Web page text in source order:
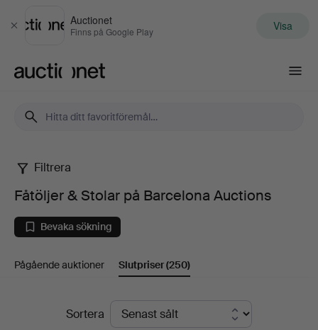
Stäng
Auctionet
Finns på Google Play Visa
Fåtöljer
Stolar
på
Barcelona
Filtrera
Fåtöljer & Stolar på Barcelona Auctions
Bevaka sökning
Pågående auktioner Slutpriser(250)
SlutpriserSortera